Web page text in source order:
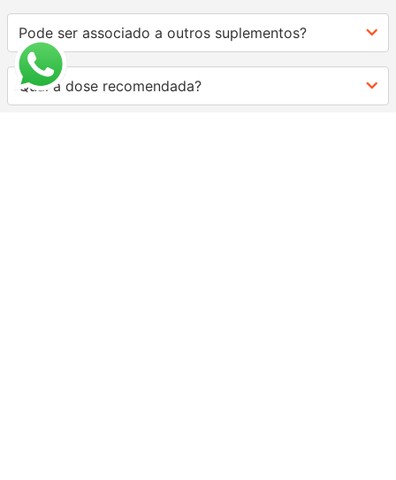
Pode ser associado a outros suplementos?
Qual a dose recomendada?